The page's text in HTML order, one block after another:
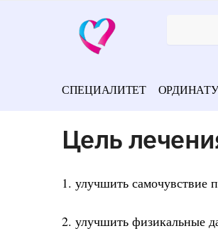
СПЕЦИАЛИТЕТ
Цель
1. улучшить самочувствие
2. улучшить физикальные